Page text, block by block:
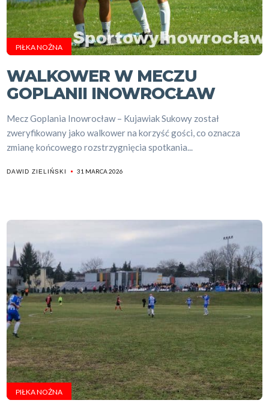
PIŁKA NOŻNA
WALKOWER W MECZU
GOPLANII INOWROCŁAW
Mecz Goplania Inowrocław – Kujawiak Sukowy został
zweryfikowany jako walkower na korzyść gości, co oznacza
zmianę końcowego rozstrzygnięcia spotkania...
DAWID ZIELIŃSKI 31 MARCA 2026
PIŁKA NOŻNA